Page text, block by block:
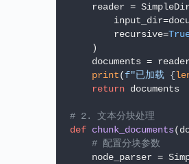
reader =
        recursive=
    )
documents =
print(f"已加载 {
return documents
# 2. 文本分块处理
def chunk_documents(
# 配置分块参数
node_parser =